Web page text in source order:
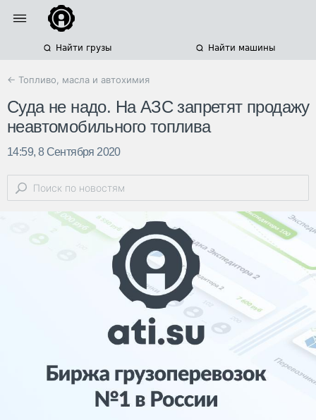
Найти грузы Найти машины
← Топливо, масла и автохимия
Суда не надо. На АЗС запретят продажу
неавтомобильного топлива
14:59, 8 Сентября 2020